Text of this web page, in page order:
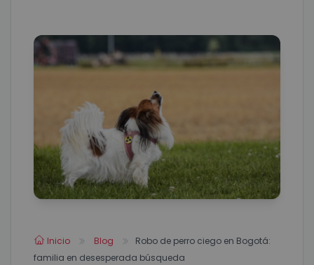
Inicio Blog
Robo de perro ciego en Bogotá:
familia en desesperada búsqueda